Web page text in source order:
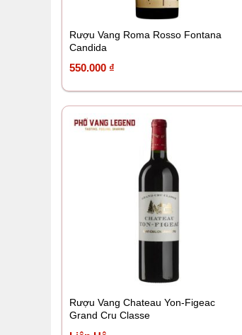
Rượu Vang Roma Rosso Fontana
Candida
550.000 ₫
Rượu Vang Chateau Yon-Figeac
Grand Cru Classe